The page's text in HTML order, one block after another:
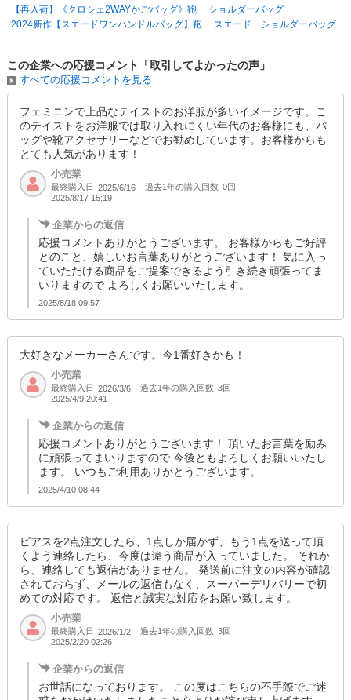
が多少変更される場合がございます。
できるだけ商品に色を近づけてはいますが、ご了承ください。
また、濃色は色移りにご注意ください。
※画像の転載はお断りしています。
■在庫状況に関して
他店舗と共有在庫の為、売り違いが生じる場合がございます。
完売表示の商品でも、ご用意できる場合がございます。
まとまったご注文をご希望のお客様は恐れ入りますが
メッセージボックスよりご連絡お願い致します。
■即納商品の発送日目安
10：59までのご注文は3営業日以内に出荷いたします。(土日・祝日・祭日
金曜日11：00〜土曜日のご注文は、月曜日から3営業日以内に出荷いたし
日曜日以降のご注文は、火曜日から3営業日以内に出荷いたします。
※月曜出荷ご希望のお客様は、土曜日までにご注文ください。
※配送日をご指定されたとしても、ご注文状況によりご希望に添いかねる
場合がございます。
土日祝日はお休みを頂いております。
その他、分からない事がございましたら
お気軽にメッセージをお寄せください。
【再入荷】《クロシェ2WAYかごバッグ》鞄 ショルダーバッグ
2024新作【スエードワンハンドルバッグ】鞄 スエード ショルダーバッグ
この企業への応援コメント「取引してよかったの声」
すべての応援コメントを見る
フェミニンで上品なテイストのお洋服が多いイメージです。こ
のテイストをお洋服では取り入れにくい年代のお客様にも、バ
ッグや靴アクセサリーなどでお勧めしています。お客様からも
とても人気があります！
小売業
最終購入日 2025/6/16 過去1年の購入回数 0回
2025/8/17 15:19
企業からの返信
応援コメントありがとうございます。 お客様からもご好評
とのこと、嬉しいお言葉ありがとうございます！ 気に入っ
ていただける商品をご提案できるよう引き続き頑張ってま
いりますので よろしくお願いいたします。
2025/8/18 09:57
大好きなメーカーさんです。今1番好きかも！
小売業
最終購入日 2026/3/6 過去1年の購入回数 3回
2025/4/9 20:41
企業からの返信
応援コメントありがとうございます！ 頂いたお言葉を励み
に頑張ってまいりますので 今後ともよろしくお願いいたし
ます。 いつもご利用ありがとうございます。
2025/4/10 08:44
ピアスを2点注文したら、1点しか届かず、もう1点を送って頂
くよう連絡したら、今度は違う商品が入っていました。 それか
ら、連絡しても返信がありません。 発送前に注文の内容が確認
されておらず、メールの返信もなく、スーパーデリバリーで初
めての対応です。 返信と誠実な対応をお願い致します。
小売業
最終購入日 2026/1/2 過去1年の購入回数 3回
2025/2/20 02:26
企業からの返信
お世話になっております。 この度はこちらの不手際でご迷